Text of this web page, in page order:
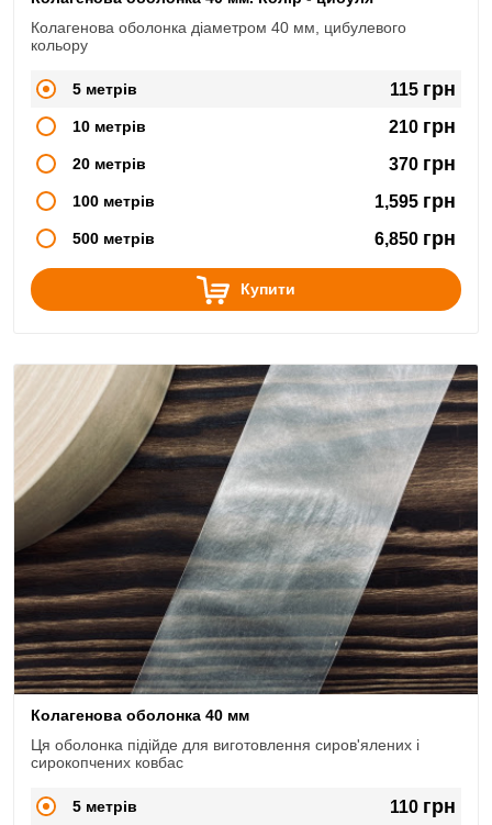
Колагенова оболонка діаметром 40 мм, цибулевого
кольору
5 метрів 115 грн
10 метрів 210 грн
20 метрів 370 грн
100 метрів 1,595 грн
500 метрів 6,850 грн
Купити
Колагенова оболонка 40 мм
Ця оболонка підійде для виготовлення сиров'ялених і
сирокопчених ковбас
5 метрів 110 грн